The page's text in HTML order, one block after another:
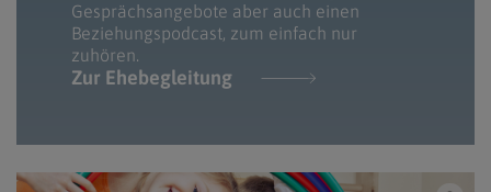
Gesprächsangebote aber auch einen
Beziehungspodcast, zum einfach nur
zuhören.
Zur Ehebegleitung